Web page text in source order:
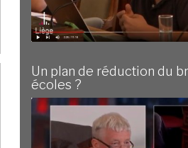
Un plan de réduction du
écoles ?